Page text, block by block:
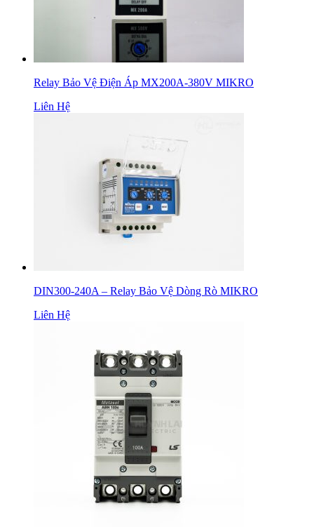
Relay Bảo Vệ Điện Áp MX200A-380V MIKRO
Liên Hệ
DIN300-240A – Relay Bảo Vệ Dòng Rò MIKRO
Liên Hệ